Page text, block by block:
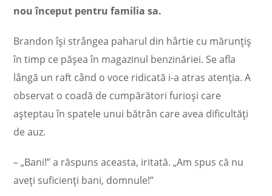
nou început pentru familia sa.
Brandon își strângea paharul din hârtie cu mărunțiș
în timp ce pășea în magazinul benzinăriei. Se afla
lângă un raft când o voce ridicată i-a atras atenția. A
observat o coadă de cumpărători furioși care
așteptau în spatele unui bătrân care avea dificultăți
de auz.
– „Bani!” a răspuns aceasta, iritată. „Am spus că nu
aveți suficienți bani, domnule!”